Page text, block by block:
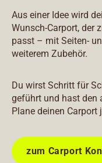
Aus einer Idee wird
Wunsch-Carport, der
passt – mit Seiten-
weiterem Zubehör.
Du wirst Schritt für
geführt und hast den
Plane deinen
zum Carport